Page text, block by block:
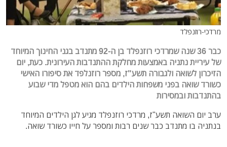
מרדכי-רוזנפלד
כבר 36 שנה שמרדכי רוזנפלד בן ה-92 מתנדב בגני החינוך המיוחד
של עיריית נתניה באמצעות מחלקת ההתנדבות העירונית. כעת, יום
הזיכרון לשואה ולגבורה תשע"ז, מספר רוזנלפד את סיפורו האישי
כשורד שואה בפני משפחות הילדים בהם הוא מטפל מדי שבוע
בהתנדבות ובמסירות
ערב יום השואה תשע"ז, מרדכי רוזנפלד מגיע לגן הילדים המיוחד
בנתניה בו מתנדב כבר שנים רבות ומספר על חייו כשורד שואה.